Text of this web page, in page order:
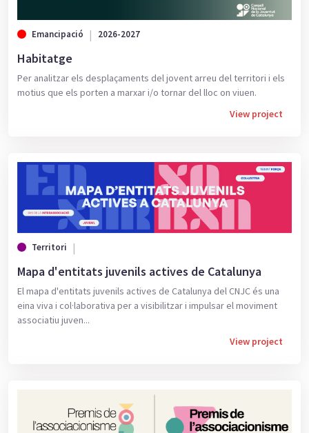
Emancipació 2026-2027
Habitatge
Per analitzar els desplaçaments del jovent arreu del territori i els
motius que els porten a marxar i/o tornar del lloc on viuen.
View project
Territori
Mapa d'entitats juvenils actives de Catalunya
El mapa d'entitats juvenils actives de Catalunya del CNJC és una
eina viva i col·laborativa per a visibilitzar i impulsar el moviment
associatiu juven...
View project